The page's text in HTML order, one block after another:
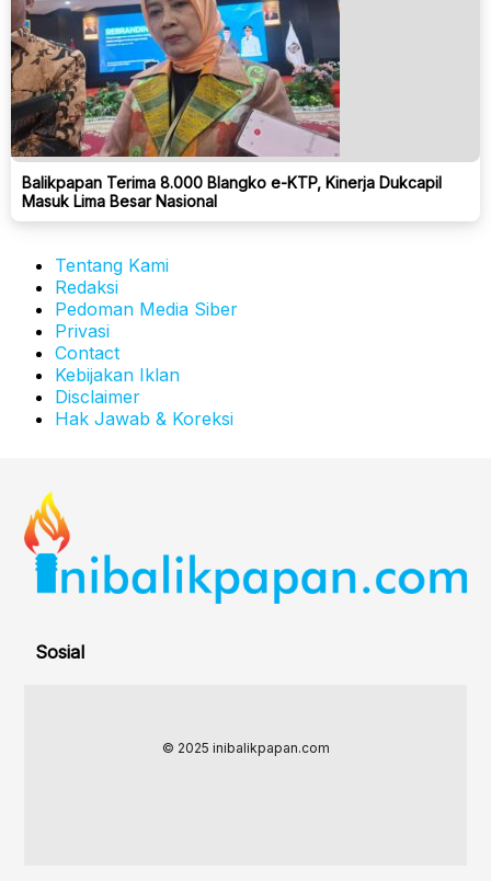
Balikpapan Terima 8.000 Blangko e-KTP, Kinerja Dukcapil
Masuk Lima Besar Nasional
Tentang Kami
Redaksi
Pedoman Media Siber
Privasi
Contact
Kebijakan Iklan
Disclaimer
Hak Jawab & Koreksi
Sosial
© 2025 inibalikpapan.com